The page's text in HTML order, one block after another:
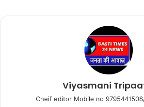
Viyasmani
Cheif editor Mobile no